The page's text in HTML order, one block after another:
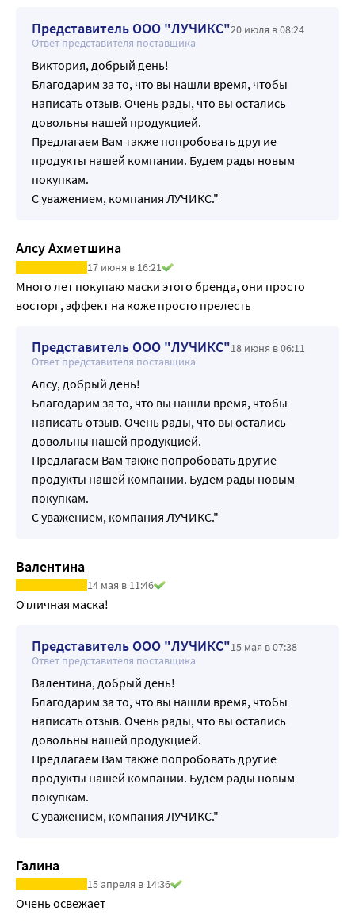
Представитель ООО "ЛУЧИКС"20 июля в 08:24
Ответ представителя поставщика
Виктория, добрый день!
Благодарим за то, что вы нашли время, чтобы
написать отзыв. Очень рады, что вы остались
довольны нашей продукцией.
Предлагаем Вам также попробовать другие
продукты нашей компании. Будем рады новым
покупкам.
С уважением, компания ЛУЧИКС."
Алсу Ахметшина
17 июня в 16:21
Много лет покупаю маски этого бренда, они просто
восторг, эффект на коже просто прелесть
Представитель ООО "ЛУЧИКС"18 июня в 06:11
Ответ представителя поставщика
Алсу, добрый день!
Благодарим за то, что вы нашли время, чтобы
написать отзыв. Очень рады, что вы остались
довольны нашей продукцией.
Предлагаем Вам также попробовать другие
продукты нашей компании. Будем рады новым
покупкам.
С уважением, компания ЛУЧИКС."
Валентина
14 мая в 11:46
Отличная маска!
Представитель ООО "ЛУЧИКС"15 мая в 07:38
Ответ представителя поставщика
Валентина, добрый день!
Благодарим за то, что вы нашли время, чтобы
написать отзыв. Очень рады, что вы остались
довольны нашей продукцией.
Предлагаем Вам также попробовать другие
продукты нашей компании. Будем рады новым
покупкам.
С уважением, компания ЛУЧИКС."
Галина
15 апреля в 14:36
Очень освежает